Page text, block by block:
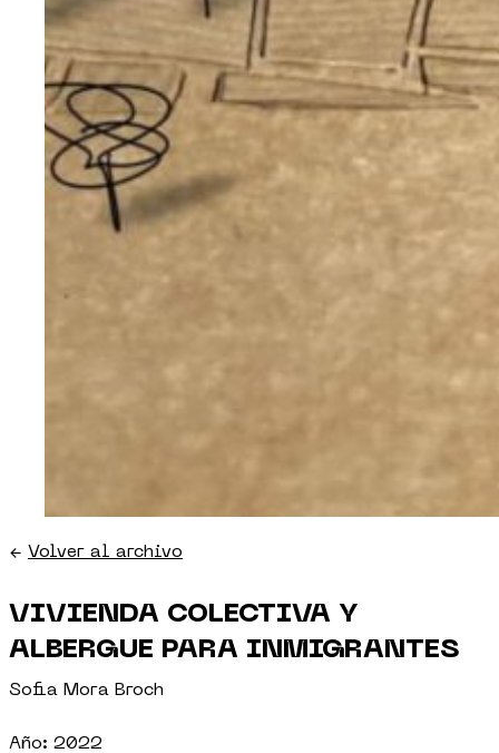
← Volver al archivo
VIVIENDA COLECTIVA Y
ALBERGUE PARA INMIGRANTES
Sofia Mora Broch
Año: 2022